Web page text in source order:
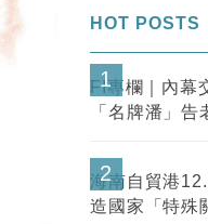
HOT POSTS
1